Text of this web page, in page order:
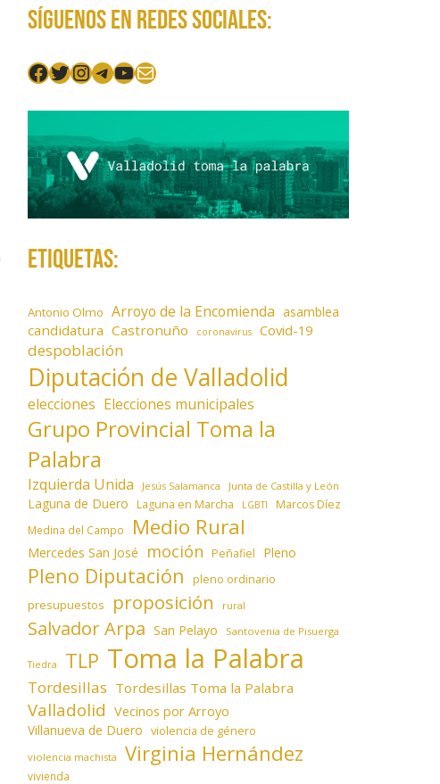
Síguenos en redes sociales:
Facebook
Twitter
Instagram
Telegram
YouTube
Mail
Etiquetas:
Antonio Olmo Arroyo de la Encomienda asamblea
candidatura Castronuño coronavirus Covid-19
despoblación
Diputación de Valladolid
elecciones Elecciones municipales
Grupo Provincial Toma la
Palabra
Izquierda Unida Jesús Salamanca Junta de Castilla y León
Laguna de Duero Laguna en Marcha LGBTI Marcos Díez
Medina del Campo Medio Rural
Mercedes San José moción Peñafiel Pleno
Pleno Diputación pleno ordinario
presupuestos proposición rural
Salvador Arpa San Pelayo Santovenia de Pisuerga
Tiedra TLP Toma la Palabra
Tordesillas Tordesillas Toma la Palabra
Valladolid Vecinos por Arroyo
Villanueva de Duero violencia de género
violencia machista Virginia Hernández
vivienda